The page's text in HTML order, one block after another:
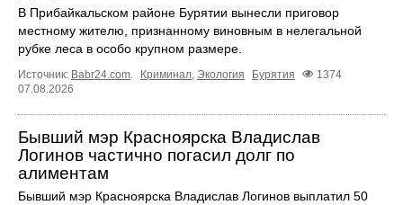
В Прибайкальском районе Бурятии вынесли приговор
местному жителю, признанному виновным в нелегальной
рубке леса в особо крупном размере.
Источник: Babr24.com Криминал Экология Бурятия
1374
07.08.2026
Бывший мэр Красноярска Владислав
Логинов частично погасил долг по
алиментам
Бывший мэр Красноярска Владислав Логинов выплатил 50